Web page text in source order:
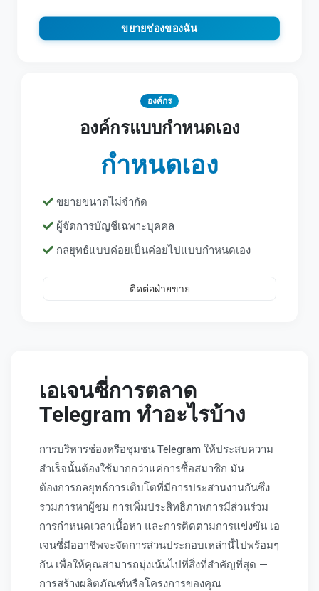
ขยายช่องของฉัน
องค์กร
องค์กรแบบกำหนดเอง
กำหนดเอง
ขยายขนาดไม่จำกัด
ผู้จัดการบัญชีเฉพาะบุคคล
กลยุทธ์แบบค่อยเป็นค่อยไปแบบกำหนดเอง
ติดต่อฝ่ายขาย
เอเจนซี่การตลาด
Telegram ทำอะไรบ้าง
การบริหารช่องหรือชุมชน Telegram ให้ประสบความ
สำเร็จนั้นต้องใช้มากกว่าแค่การซื้อสมาชิก มัน
ต้องการกลยุทธ์การเติบโตที่มีการประสานงานกันซึ่ง
รวมการหาผู้ชม การเพิ่มประสิทธิภาพการมีส่วนร่วม
การกำหนดเวลาเนื้อหา และการติดตามการแข่งขัน เอ
เจนซี่มืออาชีพจะจัดการส่วนประกอบเหล่านี้ไปพร้อมๆ
กัน เพื่อให้คุณสามารถมุ่งเน้นไปที่สิ่งที่สำคัญที่สุด —
การสร้างผลิตภัณฑ์หรือโครงการของคุณ